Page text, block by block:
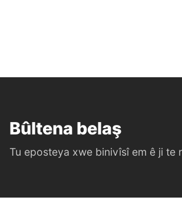
Bûltena belaş
Tu eposteya xwe binivîsî em ê ji te